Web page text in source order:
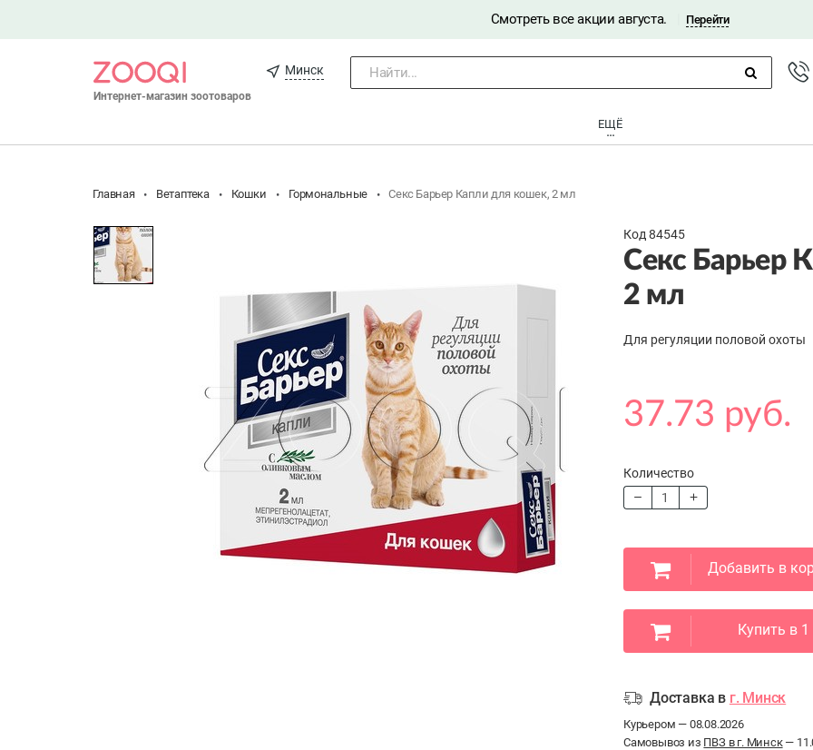
Смотреть все акции августа. Перейти
Интернет-магазин зоотоваров
Минск Найти...
ЕЩЁ
Главная Ветаптека Кошки Гормональные Секс Барьер Капли для кошек, 2 мл
Код 84545
Секс Барьер
2 мл
Для регуляции половой охоты
37.73 руб.
Количество
Добавить в
Купить в 1
Доставка в г. Минск
Курьером — 08.08.2026
Самовывоз из ПВЗ в г. Минск—